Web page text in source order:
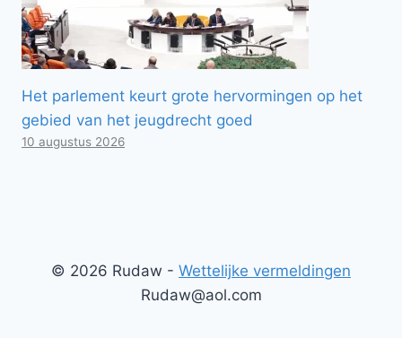
Het parlement keurt grote hervormingen op het
gebied van het jeugdrecht goed
10 augustus 2026
© 2026 Rudaw - Wettelijke vermeldingen
Rudaw@aol.com